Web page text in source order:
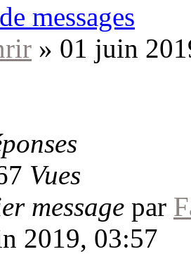
messages
» 01 juin
Vues
message par
2019, 03:57